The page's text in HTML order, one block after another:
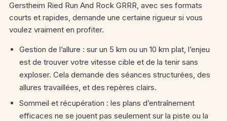
Gerstheim Ried Run And Rock GRRR, avec ses formats
courts et rapides, demande une certaine rigueur si vous
voulez vraiment en profiter.
Gestion de l’allure : sur un 5 km ou un 10 km plat, l’enjeu
est de trouver votre vitesse cible et de la tenir sans
exploser. Cela demande des séances structurées, des
allures travaillées, et des repères clairs.
Sommeil et récupération : les plans d’entraînement
efficaces ne se jouent pas seulement sur la piste ou la